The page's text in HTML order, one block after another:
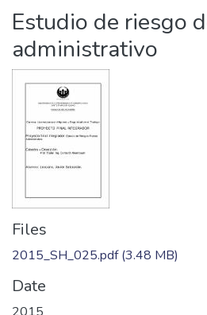
Communities
&
Collections
All of DSpace
Statistics
In(current)
Estudio de riesgo
administrativo
Files
2015_SH_025.pdf(3.48 MB)
Date